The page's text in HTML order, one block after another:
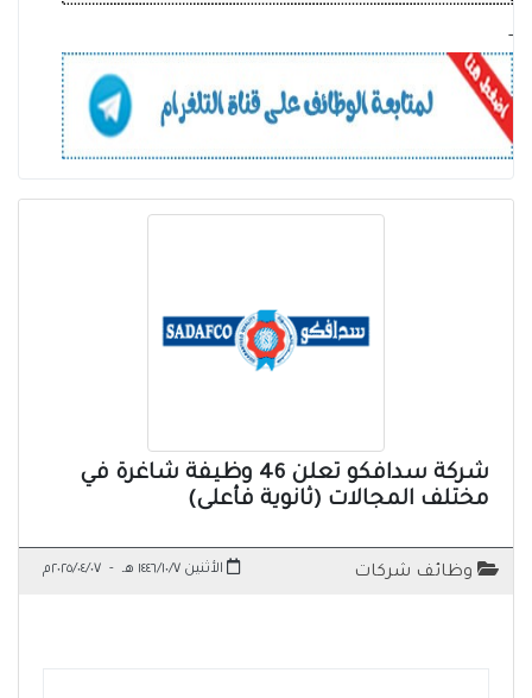
-
شركة سدافكو تعلن 46 وظيفة شاغرة في
مختلف المجالات (ثانوية فأعلى)
وظائف شركات الأثنين ١٤٤٦/١٠/٧ هـ - ٢٠٢٥/٠٤/٠٧م